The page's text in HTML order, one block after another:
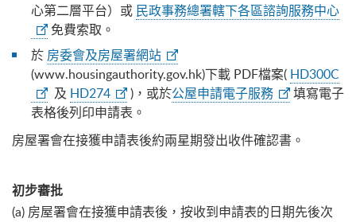
心第二層平台）或 民政事務總署轄下各區諮詢服務中心
免費索取。
於 房委會及房屋署網站
(www.housingauthority.gov.hk)下載 PDF檔案( HD300C
及 HD274 )，或於公屋申請電子服務
填寫電子
表格後列印申請表。
房屋署會在接獲申請表後約兩星期發出收件確認書。
初步審批
(a) 房屋署會在接獲申請表後，按收到申請表的日期先後次